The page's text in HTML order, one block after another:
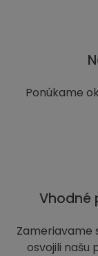
Ponúkame
Vhodné
Zameriavame
osvojili našu